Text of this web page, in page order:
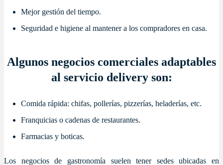
Mejor gestión del tiempo.
Seguridad e higiene al mantener a los compradores en casa.
Algunos negocios comerciales adaptables
al servicio delivery son:
Comida rápida: chifas, pollerías, pizzerías, heladerías, etc.
Franquicias o cadenas de restaurantes.
Farmacias y boticas.
Los negocios de gastronomía suelen tener sedes ubicadas en